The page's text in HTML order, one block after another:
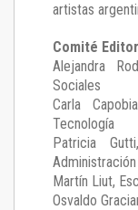
artistas
Comité
Alejandra
Sociales
Carla
Tecnología
Patricia Gutti
Administración
Martín Liut,
Osvaldo